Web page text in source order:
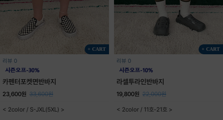
+ CART
리뷰 0
카펜터포켓면반바지
23,600원 33,600원
< 2color / S-JXL(5XL) >
+ CART
리뷰 0
라셀투라인반바지
19,800원 22,000원
< 2color / 11호-21호 >